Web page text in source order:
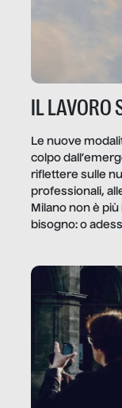
IL LAVORO
Le nuove
colpo
riflettere sulle
professionali,
Milano non è più
bisogno: o